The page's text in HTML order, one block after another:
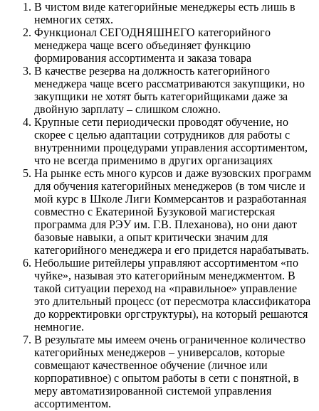
В чистом виде категорийные менеджеры есть лишь в
немногих сетях.
Функционал СЕГОДНЯШНЕГО категорийного
менеджера чаще всего объединяет функцию
формирования ассортимента и заказа товара
В качестве резерва на должность категорийного
менеджера чаще всего рассматриваются закупщики, но
закупщики не хотят быть категорийщиками даже за
двойную зарплату – слишком сложно.
Крупные сети периодически проводят обучение, но
скорее с целью адаптации сотрудников для работы с
внутренними процедурами управления ассортиментом,
что не всегда применимо в других организациях
На рынке есть много курсов и даже вузовских программ
для обучения категорийных менеджеров (в том числе и
мой курс в Школе Лиги Коммерсантов и разработанная
совместно с Екатериной Бузуковой магистерская
программа для РЭУ им. Г.В. Плеханова), но они дают
базовые навыки, а опыт критически значим для
категорийного менеджера и его придется нарабатывать.
Небольшие ритейлеры управляют ассортиментом «по
чуйке», называя это категорийным менеджментом. В
такой ситуации переход на «правильное» управление
это длительный процесс (от пересмотра классификатора
до корректировки оргструктуры), на который решаются
немногие.
В результате мы имеем очень ограниченное количество
категорийных менеджеров – универсалов, которые
совмещают качественное обучение (личное или
корпоративное) с опытом работы в сети с понятной, в
меру автоматизированной системой управления
ассортиментом.